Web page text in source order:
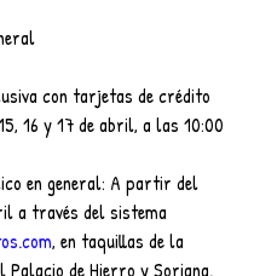
con tarjetas de crédito
16 y 17 de abril, a las 10:00
en general: A partir del
a través del sistema
, en taquillas de la
Palacio de Hierro y Soriana.